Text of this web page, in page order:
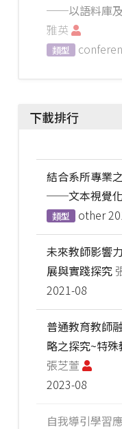
──以語料庫
雅英
類型
下載排行
結合系所專業
──文本視覺化
類型 other
未來教師影響
展與實踐探究
2021-08
普通教育教師
略之探究~特
張芝萱
2023-08
自我導引學習